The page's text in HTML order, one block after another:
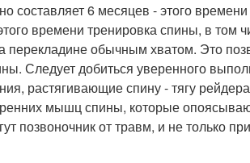
составляет 6 месяцев - этого
времени тренировка спины, в том
перекладине обычным хватом. Это
Следует добиться уверенного
растягивающие спину - тягу
мышц спины, которые
позвоночник от травм, и не только